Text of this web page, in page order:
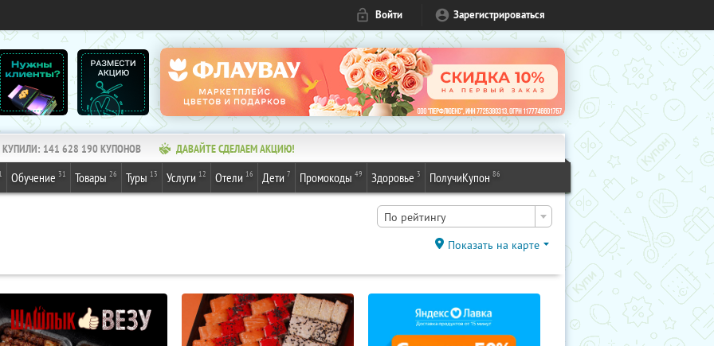
Войти Зарегистрироваться
КУПИЛИ: 141 628 190КУПОНОВ ДАВАЙТЕ СДЕЛАЕМ АКЦИЮ!
1 Обучение 31 Товары 26 Туры 13 Услуги 12 Отели 16 Дети 7 Промокоды 49 Здоровье 3 ПолучиКупон 86
По рейтингу
Показать на карте